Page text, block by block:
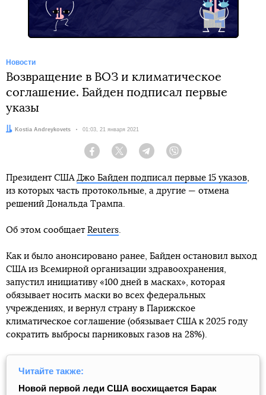
Новости
Возвращение в ВОЗ и климатическое
соглашение. Байден подписал первые
указы
Автор:Kostia Andreykovets Дата:
01:03, 21 января 2021
Facebook Twitter Telegram
Президент США Джо Байден подписал первые 15 указов,
из которых часть протокольные, а другие — отмена
решений Дональда Трампа.
Об этом сообщает Reuters.
Как и было анонсировано ранее, Байден остановил выход
США из Всемирной организации здравоохранения,
запустил инициативу «100 дней в масках», которая
обязывает носить маски во всех федеральных
учреждениях, и вернул страну в Парижское
климатическое соглашение (обязывает США к 2025 году
сократить выбросы парниковых газов на 28%).
Читайте также:
Новой первой леди США восхищается Барак